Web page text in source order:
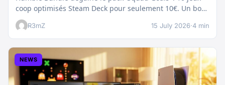
coop optimisés Steam Deck pour seulement 10€. Un bon
plan…
R3mZ 15 July 2026·4 min
NEWS